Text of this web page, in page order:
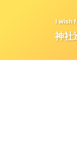
I wish
神社